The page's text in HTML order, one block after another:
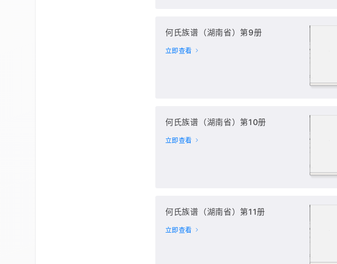
何氏族谱（湖南省）第9册
立即查看
何氏族谱（湖南省）第10册
立即查看
何氏族谱（湖南省）第11册
立即查看